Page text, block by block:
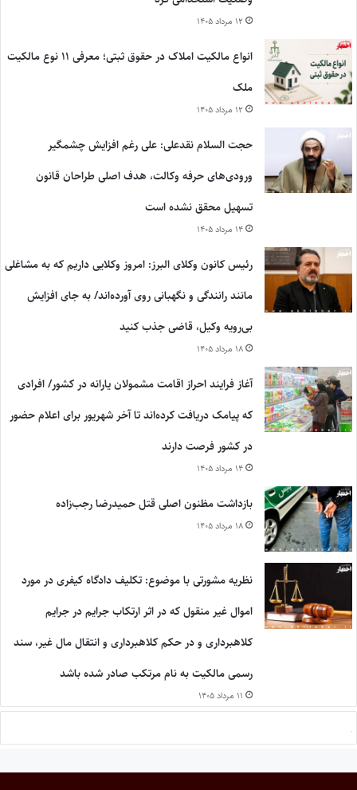
۱۲ مرداد ۱۴۰۵
انواع مالکیت املاک در حقوق ثبتی؛ معرفی ۱۱ نوع مالکیت
ملک
۱۲ مرداد ۱۴۰۵
حجت السلام نقدعلی: علی رغم افزایش چشمگیر
ورودی‌های حرفه وکالت، هدف اصلی طراحان قانون
تسهیل محقق نشده است
۱۴ مرداد ۱۴۰۵
رئیس کانون وکلای البرز: امروز وکلایی داریم که به مشاغلی
مانند رانندگی و نگهبانی روی آورده‌اند/ به جای افزایش
بی‌رویه وکیل، قاضی جذب کنید
۱۸ مرداد ۱۴۰۵
آغاز فرایند احراز اقامت مشمولان یارانه در کشور/ افرادی
که پیامک دریافت کرده‌اند تا آخر شهریور برای اعلام حضور
در کشور فرصت دارند
۱۴ مرداد ۱۴۰۵
بازداشت مظنون اصلی قتل حمیدرضا رجب‌زاده
۱۸ مرداد ۱۴۰۵
نظریه مشورتی با موضوع: تکلیف دادگاه کیفری در مورد
اموال غیر منقول که در اثر ارتکاب جرایم در جرایم
کلاهبرداری و در حکم کلاهبرداری و انتقال مال غیر، سند
رسمی مالکیت به نام مرتکب صادر شده باشد
۱۱ مرداد ۱۴۰۵